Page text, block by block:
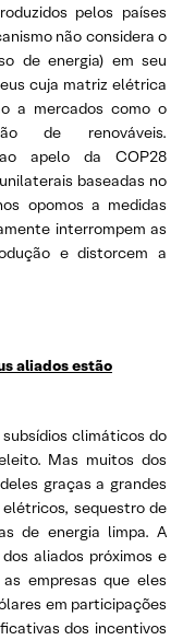
pelos países
não considera o
de energia) em seu
cuja matriz elétrica
a mercados como o
de renováveis.
apelo da COP28
baseadas no
opomos a medidas
interrompem as
e distorcem a
aliados estão
climáticos do
Mas muitos dos
graças a grandes
sequestro de
de energia limpa. A
aliados próximos e
empresas que eles
em participações
dos incentivos